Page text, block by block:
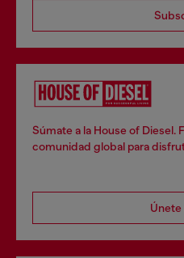
Súmate a la House of Diesel.
comunidad global para
Únete